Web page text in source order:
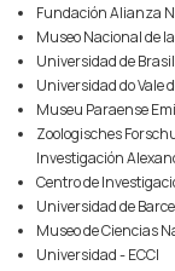
Fundación Alianza
Museo Nacional de
Universidad de
Universidad do Vale
Museu Paraense
Zoologisches
Investigación
Centro de
Universidad de
Museo de Ciencias
Universidad - ECCI